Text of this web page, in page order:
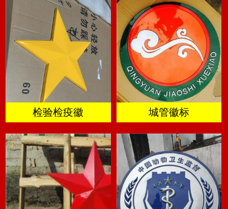
检验检疫徽 城管徽标